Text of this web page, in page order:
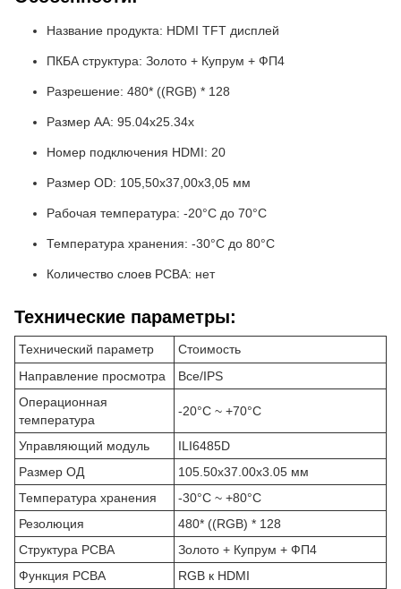
Название продукта: HDMI TFT дисплей
ПКБА структура: Золото + Купрум + ФП4
Разрешение: 480* ((RGB) * 128
Размер AA: 95.04x25.34x
Номер подключения HDMI: 20
Размер OD: 105,50x37,00x3,05 мм
Рабочая температура: -20°C до 70°C
Температура хранения: -30°C до 80°C
Количество слоев PCBA: нет
Технические параметры:
Технический параметр
Стоимость
Направление просмотра
Все/IPS
Операционная
температура
-20°C ~ +70°C
Управляющий модуль
ILI6485D
Размер ОД
105.50x37.00x3.05 мм
Температура хранения
-30°C ~ +80°C
Резолюция
480* ((RGB) * 128
Структура PCBA
Золото + Купрум + ФП4
Функция PCBA
RGB к HDMI